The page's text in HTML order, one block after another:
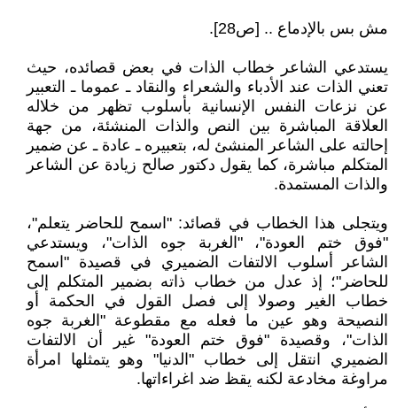
مش بس بالإدماع .. [ص28].
يستدعي الشاعر خطاب الذات في بعض قصائده، حيث
تعني الذات عند الأدباء والشعراء والنقاد ـ عموما ـ التعبير
عن نزعات النفس الإنسانية بأسلوب تظهر من خلاله
العلاقة المباشرة بين النص والذات المنشئة، من جهة
إحالته على الشاعر المنشئ له، بتعبيره ـ عادة ـ عن ضمير
المتكلم مباشرة، كما يقول دكتور صالح زيادة عن الشاعر
والذات المستمدة.
ويتجلى هذا الخطاب في قصائد: "اسمح للحاضر يتعلم"،
"فوق ختم العودة"، "الغربة جوه الذات"، ويستدعي
الشاعر أسلوب الالتفات الضميري في قصيدة "اسمح
للحاضر"؛ إذ عدل من خطاب ذاته بضمير المتكلم إلى
خطاب الغير وصولا إلى فصل القول في الحكمة أو
النصيحة وهو عين ما فعله مع مقطوعة "الغربة جوه
الذات"، وقصيدة "فوق ختم العودة" غير أن الالتفات
الضميري انتقل إلى خطاب "الدنيا" وهو يتمثلها امرأة
مراوغة مخادعة لكنه يقظ ضد اغراءاتها.